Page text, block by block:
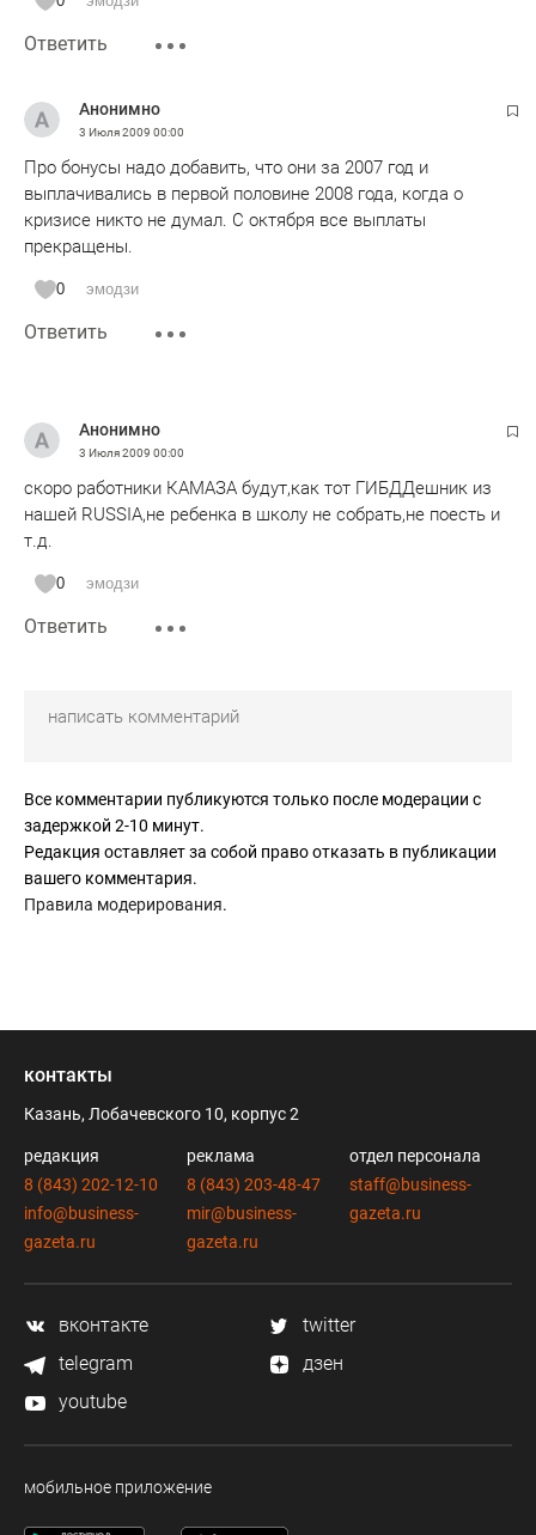
Ответить
Анонимно
3 Июля 2009 00:00
Про бонусы надо добавить, что они за 2007 год и
выплачивались в первой половине 2008 года, когда о
кризисе никто не думал. С октября все выплаты
прекращены.
0 эмодзи
Ответить
Анонимно
3 Июля 2009 00:00
скоро работники КАМАЗА будут,как тот ГИБДДешник из
нашей RUSSIA,не ребенка в школу не собрать,не поесть и
т.д.
0 эмодзи
Ответить
Все комментарии публикуются только после модерации с
задержкой 2-10 минут.
Редакция оставляет за собой право отказать в публикации
вашего комментария.
Правила модерирования.
контакты
Казань, Лобачевского 10, корпус 2
редакция
8 (843) 202-12-10
info@business-
gazeta.ru
реклама
8 (843) 203-48-47
mir@business-
gazeta.ru
отдел персонала
staff@business-
gazeta.ru
вконтакте
twitter
telegram
дзен
youtube
мобильное приложение